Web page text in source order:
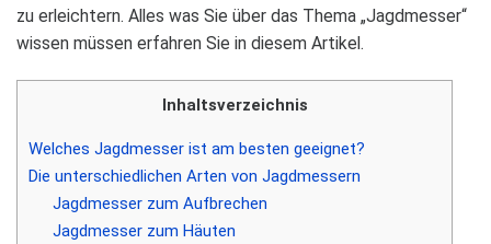
zu erleich­tern. Alles was Sie über das Thema „Jagd­mes­ser“
wis­sen müs­sen erfah­ren Sie in die­sem Arti­kel.
Inhalts­ver­zeich­nis
Wel­ches Jagd­mes­ser ist am bes­ten geeig­net?
Die unter­schied­li­chen Arten von Jagd­mes­sern
Jagd­mes­ser zum Auf­bre­chen
Jagd­mes­ser zum Häu­ten